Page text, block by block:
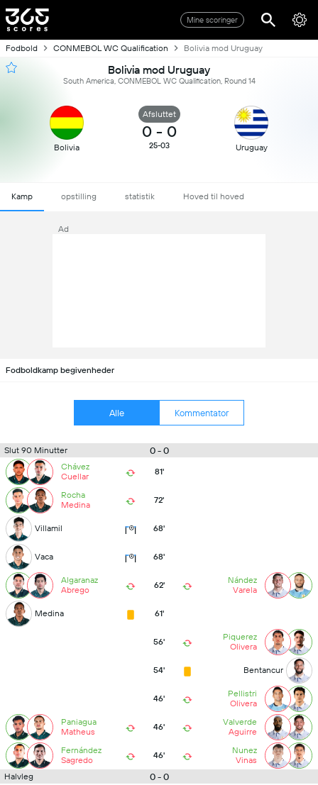
Mine scoringer
Fodbold CONMEBOL WC Qualification Bolivia mod Uruguay
Bolivia mod Uruguay
South America, CONMEBOL WC Qualification, Round 14
Bolivia
Afsluttet
0 - 0
25-03 Uruguay
Kamp opstilling statistik Hoved til hoved
Ad
Fodboldkamp begivenheder
Alle Kommentator
Slut 90 Minutter 0 - 0
Chávez
Cuellar
81'
Rocha
Medina
72'
Villamil 68'
Vaca 68'
Algaranaz
Abrego
62'
Nández
Varela
Medina 61'
56'
Piquerez
Olivera
54' Bentancur
46'
Pellistri
Olivera
Paniagua
Matheus
46'
Valverde
Aguirre
Fernández
Sagredo
46'
Nunez
Vinas
Halvleg
0 - 0